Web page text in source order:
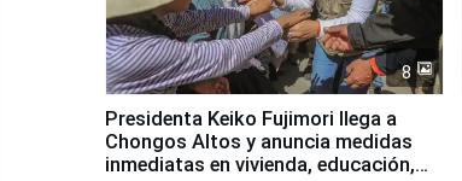
8
Presidenta Keiko Fujimori llega a
Chongos Altos y anuncia medidas
inmediatas en vivienda, educación,